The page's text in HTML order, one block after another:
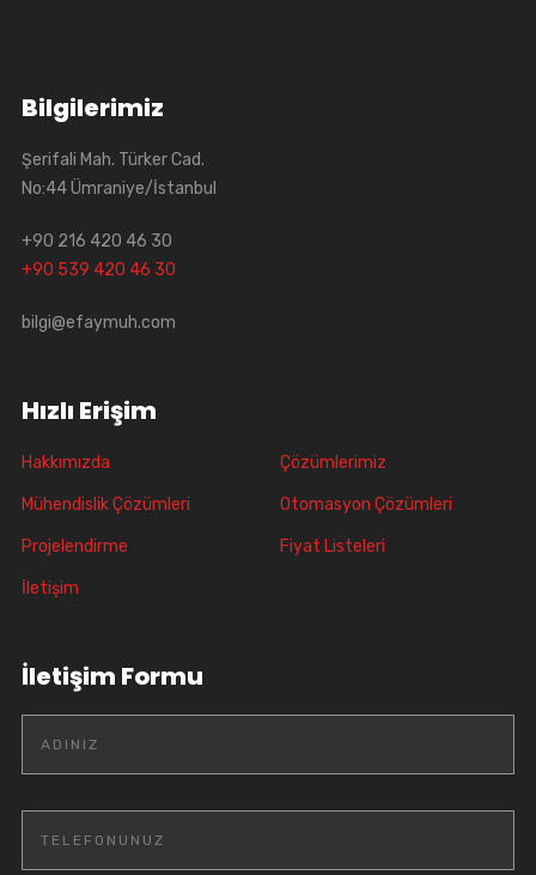
Bilgilerimiz
Şerifali Mah. Türker Cad.
No:44 Ümraniye/İstanbul
+90 216 420 46 30
+90 539 420 46 30
bilgi@efaymuh.com
Hızlı Erişim
Hakkımızda Çözümlerimiz
Mühendislik Çözümleri Otomasyon Çözümleri
Projelendirme Fiyat Listeleri
İletişim
İletişim Formu